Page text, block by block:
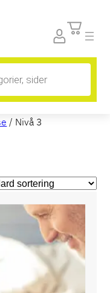
/ Nivå 3